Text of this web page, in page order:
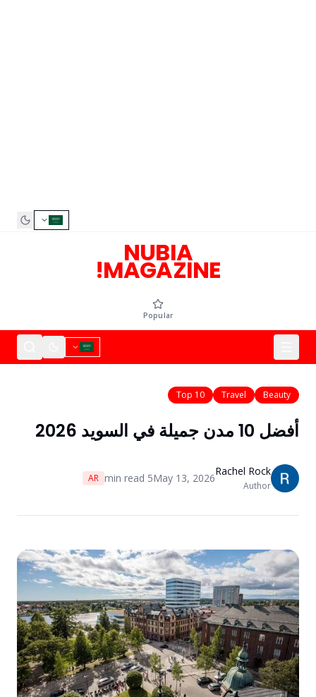
NUBIA
MAGAZINE!
Popular
Beauty
Travel
Top 10
أفضل 10 مدن جميلة في السويد 2026
Rachel Rock
Author
May 13, 2026
5
AR